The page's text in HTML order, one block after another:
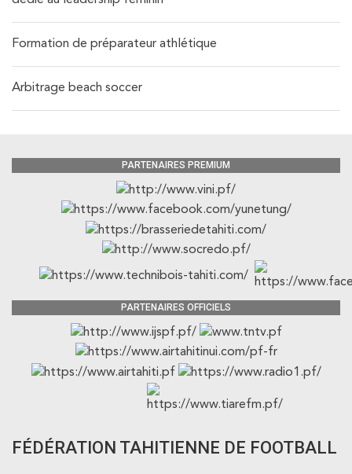
Formation de préparateur athlétique
Arbitrage beach soccer
PARTENAIRES PREMIUM
PARTENAIRES OFFICIELS
FÉDÉRATION TAHITIENNE DE FOOTBALL